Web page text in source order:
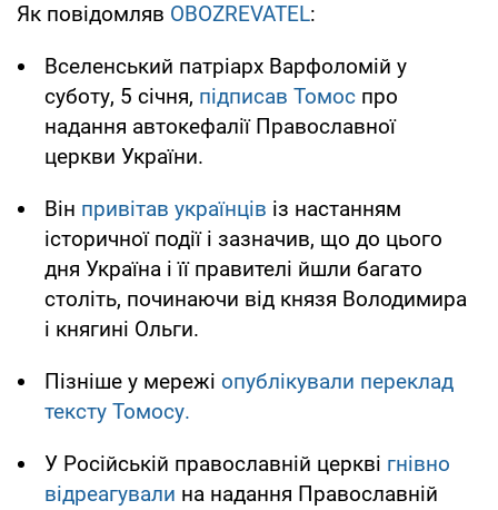
Як повідомляв OBOZREVATEL:
Вселенський патріарх Варфоломій у
суботу, 5 січня, підписав Томос про
надання автокефалії Православної
церкви України.
Він привітав українців із настанням
історичної події і зазначив, що до цього
дня Україна і її правителі йшли багато
століть, починаючи від князя Володимира
і княгині Ольги.
Пізніше у мережі опублікували переклад
тексту Томосу.
У Російській православній церкві гнівно
відреагували на надання Православній